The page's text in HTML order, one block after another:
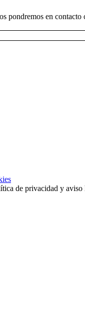
pondremos en contacto
de privacidad y aviso